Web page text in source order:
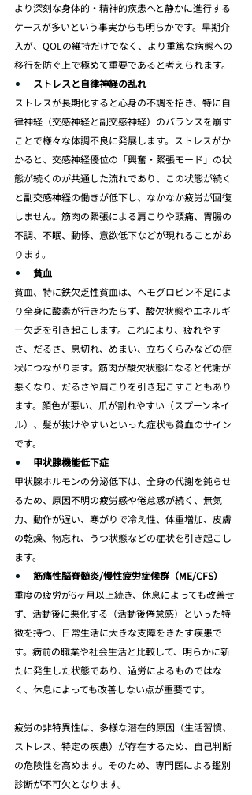
より深刻な身体的・精神的疾患へと静かに進行する
ケースが多いという事実からも明らかです。早期介
入が、QOLの維持だけでなく、より重篤な病態への
移行を防ぐ上で極めて重要であると考えられます。
ストレスと自律神経の乱れ
ストレスが長期化すると心身の不調を招き、特に自
律神経（交感神経と副交感神経）のバランスを崩す
ことで様々な体調不良に発展します。ストレスがか
かると、交感神経優位の「興奮・緊張モード」の状
態が続くのが共通した流れであり、この状態が続く
と副交感神経の働きが低下し、なかなか疲労が回復
しません。筋肉の緊張による肩こりや頭痛、胃腸の
不調、不眠、動悸、意欲低下などが現れることがあ
ります。
貧血
貧血、特に鉄欠乏性貧血は、ヘモグロビン不足によ
り全身に酸素が行きわたらず、酸欠状態やエネルギ
ー欠乏を引き起こします。これにより、疲れやす
さ、だるさ、息切れ、めまい、立ちくらみなどの症
状につながります。筋肉が酸欠状態になると代謝が
悪くなり、だるさや肩こりを引き起こすこともあり
ます。顔色が悪い、爪が割れやすい（スプーンネイ
ル）、髪が抜けやすいといった症状も貧血のサイン
です。
甲状腺機能低下症
甲状腺ホルモンの分泌低下は、全身の代謝を鈍らせ
るため、原因不明の疲労感や倦怠感が続く、無気
力、動作が遅い、寒がりで冷え性、体重増加、皮膚
の乾燥、物忘れ、うつ状態などの症状を引き起こし
ます。
筋痛性脳脊髄炎/慢性疲労症候群（ME/CFS）
重度の疲労が6ヶ月以上続き、休息によっても改善せ
ず、活動後に悪化する（活動後倦怠感）といった特
徴を持つ、日常生活に大きな支障をきたす疾患で
す。病前の職業や社会生活と比較して、明らかに新
たに発生した状態であり、過労によるものではな
く、休息によっても改善しない点が重要です。
疲労の非特異性は、多様な潜在的原因（生活習慣、
ストレス、特定の疾患）が存在するため、自己判断
の危険性を高めます。そのため、専門医による鑑別
診断が不可欠となります。